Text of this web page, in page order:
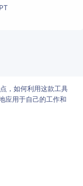
，如何利用这款工具
应用于自己的工作和